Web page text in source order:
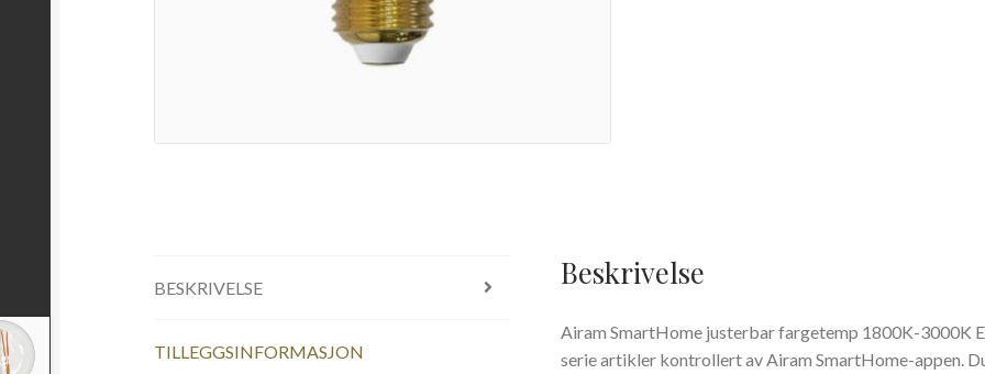
BESKRIVELSE
TILLEGGSINFORMASJON
Beskrivelse
Airam SmartHome justerbar fargetemp 1800K-3000K
serie artikler kontrollert av Airam SmartHome-appen.